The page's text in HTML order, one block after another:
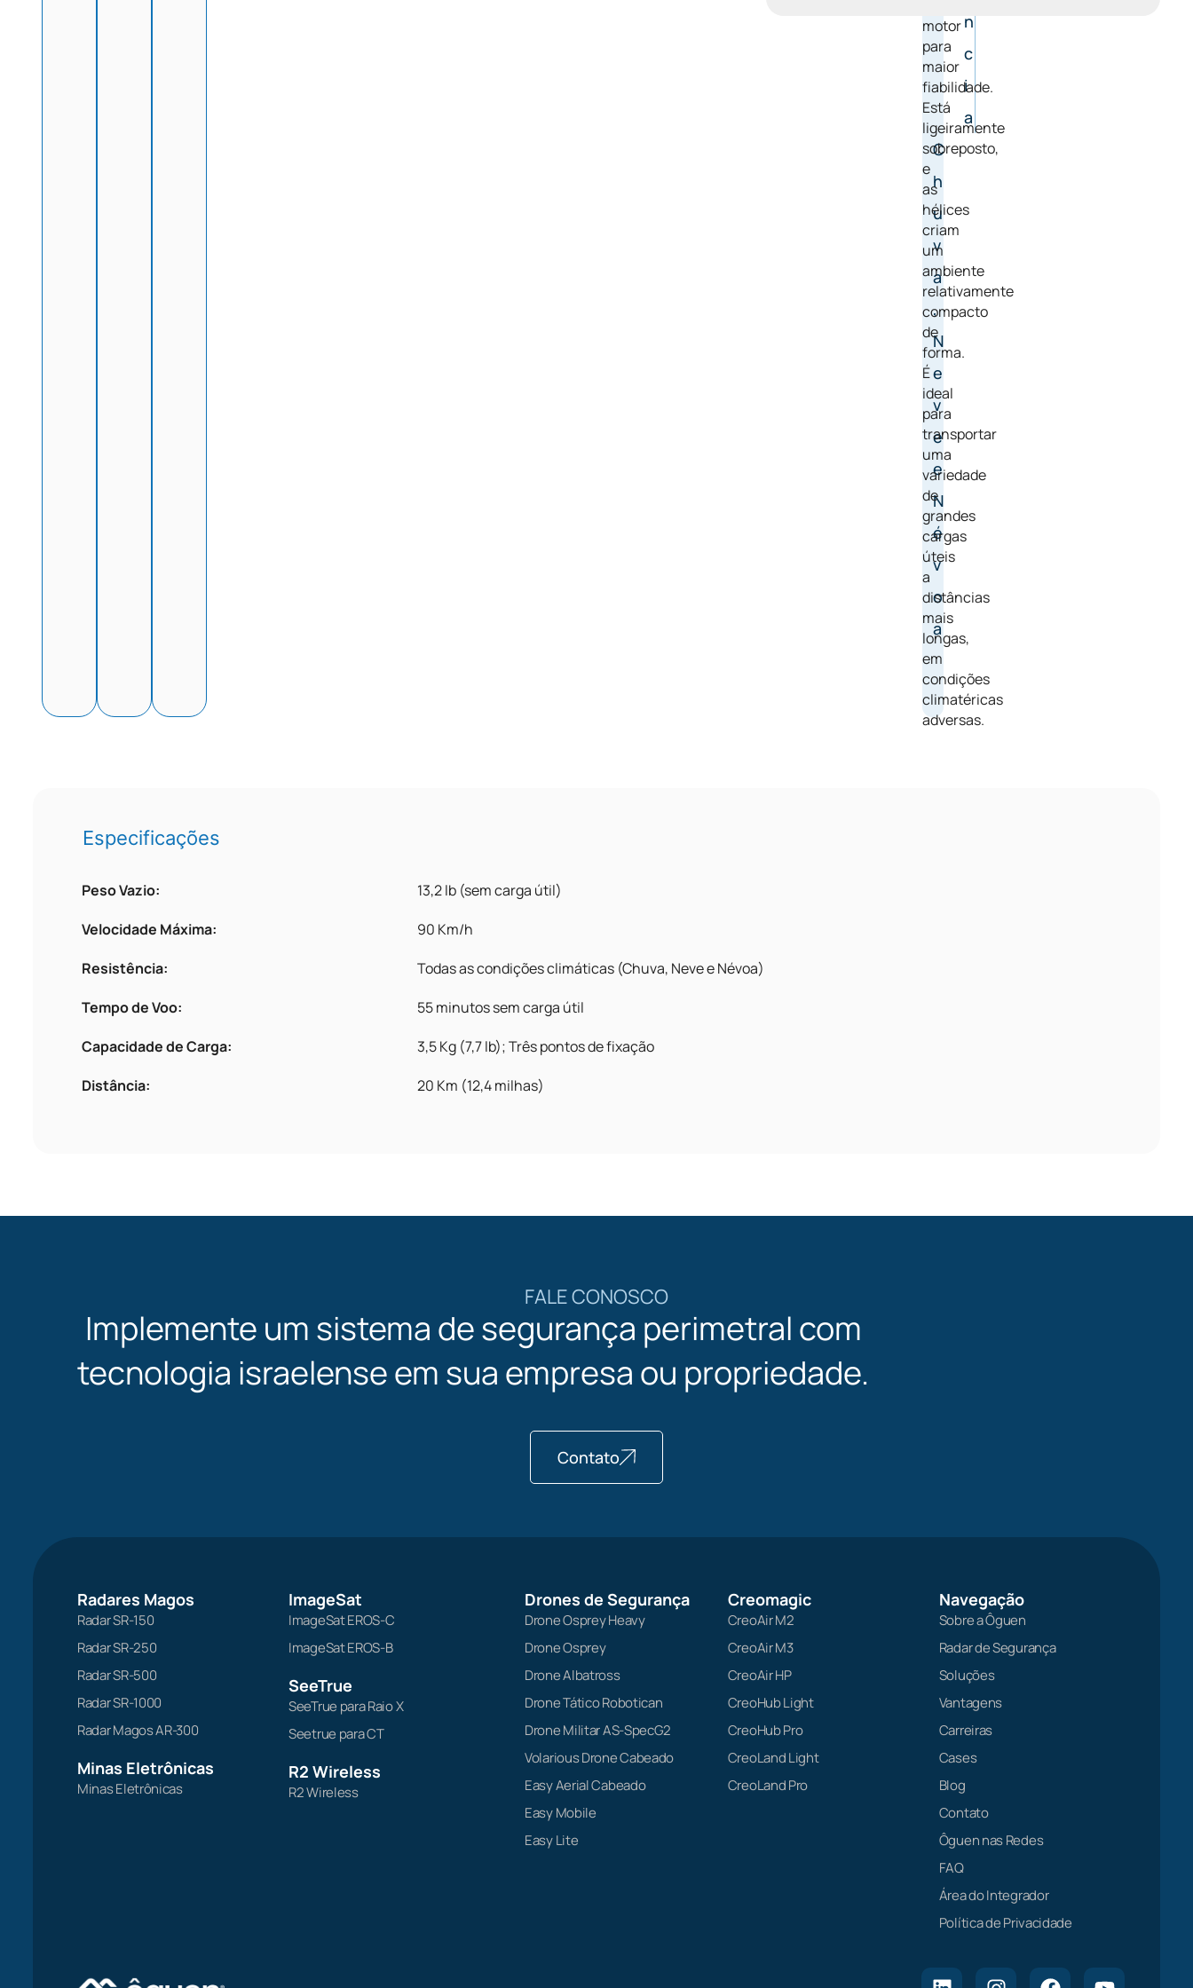
o
p
e
s
o
n
c
i
a
C
h
u
v
a
,
N
e
v
e
e
N
é
v
o
a
motor
para
maior
fiabilidade.
Está
ligeiramente
sobreposto,
e
as
hélices
criam
um
ambiente
relativamente
compacto
de
forma.
É
ideal
para
transportar
uma
variedade
de
grandes
cargas
úteis
a
distâncias
mais
longas,
em
condições
climatéricas
adversas.
Especificações
Peso Vazio:
13,2 lb (sem carga útil)
Velocidade Máxima:
90 Km/h
Resistência:
Todas as condições climáticas (Chuva, Neve e Névoa)
Tempo de Voo:
55 minutos sem carga útil
Capacidade de Carga:
3,5 Kg (7,7 lb); Três pontos de fixação
Distância:
20 Km (12,4 milhas)
FALE CONOSCO
Implemente um sistema de segurança perimetral com
tecnologia israelense em sua empresa ou propriedade.
Contato
Radares Magos
Radar SR-150
Radar SR-250
Radar SR-500
Radar SR-1000
Radar Magos AR-300
Minas Eletrônicas
Minas Eletrônicas
ImageSat
ImageSat EROS-C
ImageSat EROS-B
SeeTrue
SeeTrue para Raio X
Seetrue para CT
R2 Wireless
R2 Wireless
Drones de Segurança
Drone Osprey Heavy
Drone Osprey
Drone Albatross
Drone Tático Robotican
Drone Militar AS-SpecG2
Volarious Drone Cabeado
Easy Aerial Cabeado
Easy Mobile
Easy Lite
Creomagic
CreoAir M2
CreoAir M3
CreoAir HP
CreoHub Light
CreoHub Pro
CreoLand Light
CreoLand Pro
Navegação
Sobre a Ôguen
Radar de Segurança
Soluções
Vantagens
Carreiras
Cases
Blog
Contato
Ôguen nas Redes
FAQ
Área do Integrador
Política de Privacidade